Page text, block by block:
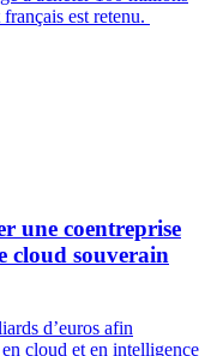
est retenu.
une coentreprise
cloud souverain
d’euros afin
cloud et en intelligence